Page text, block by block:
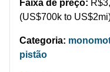
Faixa de preço:
(US$700k to
Categoria:
pistão